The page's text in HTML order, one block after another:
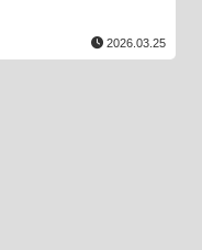
2026.03.25